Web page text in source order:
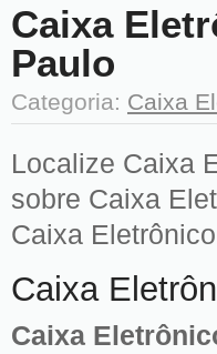
Caixa
Paulo
Categoria: Caixa
Localize Caixa
sobre Caixa
Caixa
Caixa
Caixa